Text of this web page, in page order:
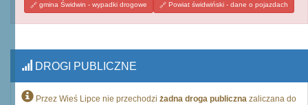
gmina Świdwin - wypadki drogowe Powiat świdwiński - dane o pojazdach
DROGI PUBLICZNE
Przez Wieś Lipce nie przechodzi żadna droga publiczna zaliczana do